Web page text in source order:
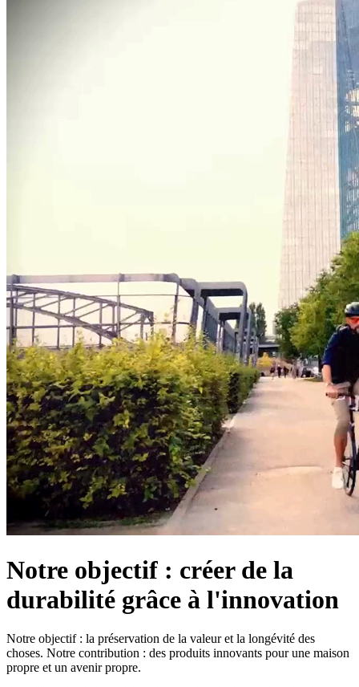
Notre objectif : créer de la
durabilité grâce à l'innovation
Notre objectif : la préservation de la valeur et la longévité des
choses. Notre contribution : des produits innovants pour une maison
propre et un avenir propre.